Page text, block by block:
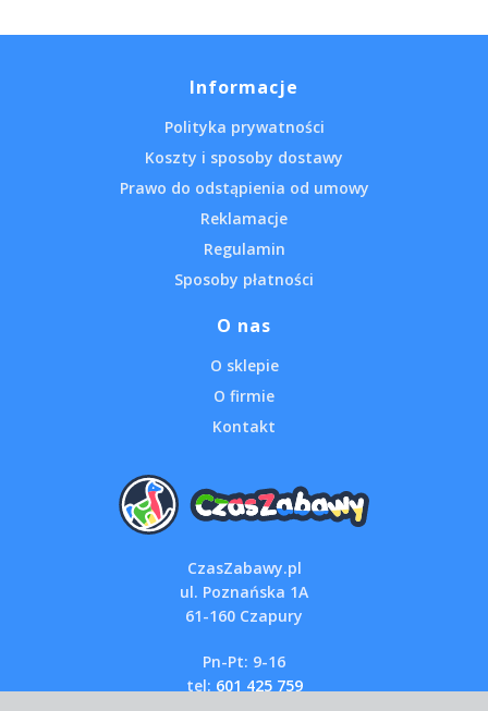
Informacje
Polityka prywatności
Koszty i sposoby dostawy
Prawo do odstąpienia od umowy
Reklamacje
Regulamin
Sposoby płatności
O nas
O sklepie
O firmie
Kontakt
CzasZabawy.pl
ul. Poznańska 1A
61-160 Czapury
Pn-Pt: 9-16
tel: 601 425 759